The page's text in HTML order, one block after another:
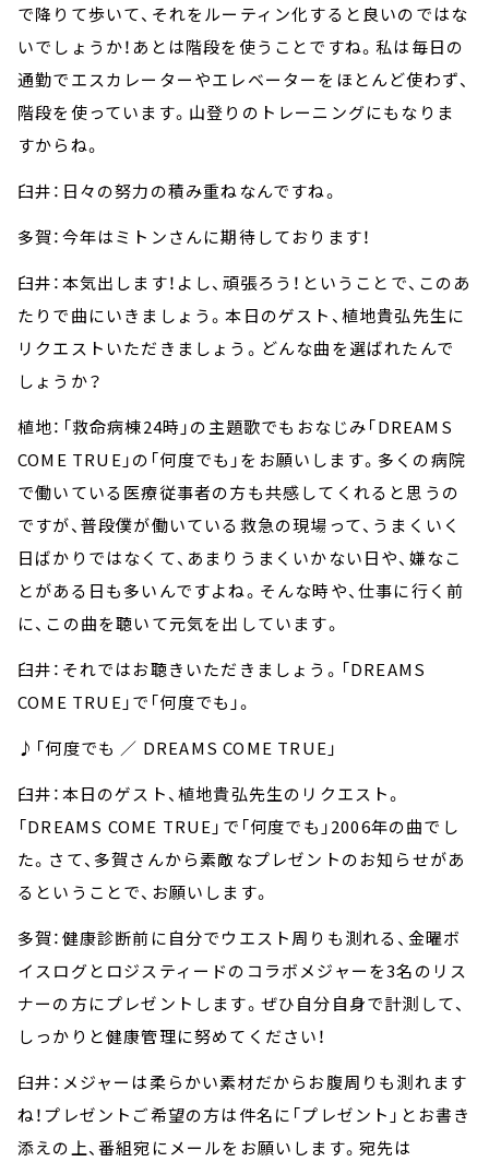
で降りて歩いて、それをルーティン化すると良いのではな
いでしょうか！あとは階段を使うことですね。私は毎日の
通勤でエスカレーターやエレベーターをほとんど使わず、
階段を使っています。山登りのトレーニングにもなりま
すからね。
臼井：日々の努力の積み重ねなんですね。
多賀：今年はミトンさんに期待しております！
臼井：本気出します！よし、頑張ろう！ということで、このあ
たりで曲にいきましょう。本日のゲスト、植地貴弘先生に
リクエストいただきましょう。どんな曲を選ばれたんで
しょうか？
植地：「救命病棟24時」の主題歌でもおなじみ「DREAMS
COME TRUE」の「何度でも」をお願いします。多くの病院
で働いている医療従事者の方も共感してくれると思うの
ですが、普段僕が働いている救急の現場って、うまくいく
日ばかりではなくて、あまりうまくいかない日や、嫌なこ
とがある日も多いんですよね。そんな時や、仕事に行く前
に、この曲を聴いて元気を出しています。
臼井：それではお聴きいただきましょう。「DREAMS
COME TRUE」で「何度でも」。
♪「何度でも ／ DREAMS COME TRUE」
臼井：本日のゲスト、植地貴弘先生のリクエスト。
「DREAMS COME TRUE」で「何度でも」2006年の曲でし
た。さて、多賀さんから素敵なプレゼントのお知らせがあ
るということで、お願いします。
多賀：健康診断前に自分でウエスト周りも測れる、金曜ボ
イスログとロジスティードのコラボメジャーを3名のリス
ナーの方にプレゼントします。ぜひ自分自身で計測して、
しっかりと健康管理に努めてください！
臼井：メジャーは柔らかい素材だからお腹周りも測れます
ね！プレゼントご希望の方は件名に「プレゼント」とお書き
添えの上、番組宛にメールをお願いします。宛先は